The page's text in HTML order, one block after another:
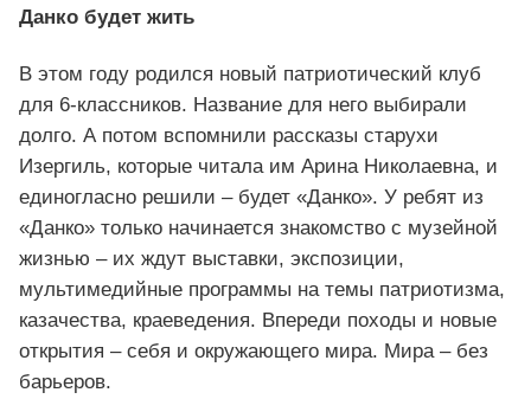
Данко будет жить
В этом году родился новый патриотический клуб
для 6-классников. Название для него выбирали
долго. А потом вспомнили рассказы старухи
Изергиль, которые читала им Арина Николаевна, и
единогласно решили – будет «Данко». У ребят из
«Данко» только начинается знакомство с музейной
жизнью – их ждут выставки, экспозиции,
мультимедийные программы на темы патриотизма,
казачества, краеведения. Впереди походы и новые
открытия – себя и окружающего мира. Мира – без
барьеров.